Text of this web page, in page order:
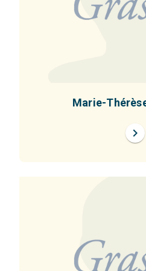
Marie-
chevron_right